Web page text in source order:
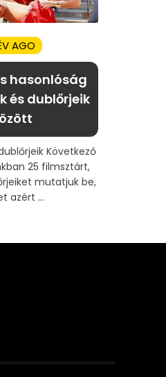
AGO
hasonlóság
és dublőrjeik
Következő
25 filmsztárt,
mutatjuk be,
azért ...